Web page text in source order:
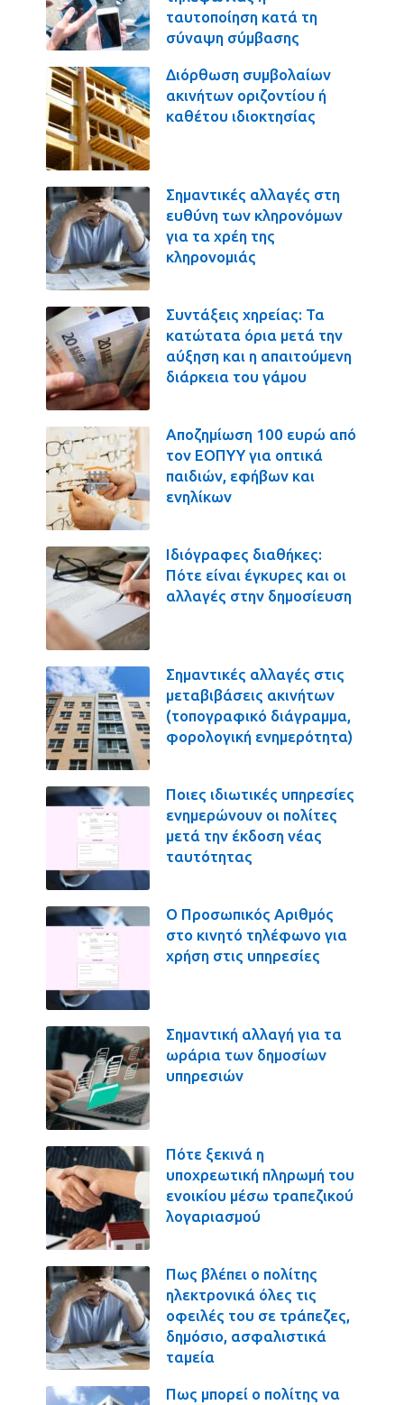
ταυτοποίηση κατά τη
σύναψη σύμβασης
Διόρθωση συμβολαίων
ακινήτων οριζοντίου ή
καθέτου ιδιοκτησίας
Σημαντικές αλλαγές στη
ευθύνη των κληρονόμων
για τα χρέη της
κληρονομιάς
Συντάξεις χηρείας: Τα
κατώτατα όρια μετά την
αύξηση και η απαιτούμενη
διάρκεια του γάμου
Αποζημίωση 100 ευρώ από
τον ΕΟΠΥΥ για οπτικά
παιδιών, εφήβων και
ενηλίκων
Ιδιόγραφες διαθήκες:
Πότε είναι έγκυρες και οι
αλλαγές στην δημοσίευση
Σημαντικές αλλαγές στις
μεταβιβάσεις ακινήτων
(τοπογραφικό διάγραμμα,
φορολογική ενημερότητα)
Ποιες ιδιωτικές υπηρεσίες
ενημερώνουν οι πολίτες
μετά την έκδοση νέας
ταυτότητας
Ο Προσωπικός Αριθμός
στο κινητό τηλέφωνο για
χρήση στις υπηρεσίες
Σημαντική αλλαγή για τα
ωράρια των δημοσίων
υπηρεσιών
Πότε ξεκινά η
υποχρεωτική πληρωμή του
ενοικίου μέσω τραπεζικού
λογαριασμού
Πως βλέπει ο πολίτης
ηλεκτρονικά όλες τις
οφειλές του σε τράπεζες,
δημόσιο, ασφαλιστικά
ταμεία
Πως μπορεί ο πολίτης να